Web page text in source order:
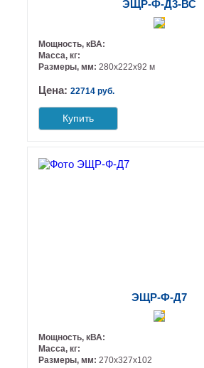
ЭЩР-Ф-Д3-ВС
Мощность, кВА:
Масса, кг:
Размеры, мм: 280х222х92 м
Цена: 22714 руб.
Купить
ЭЩР-Ф-Д7
Мощность, кВА:
Масса, кг:
Размеры, мм: 270х327х102